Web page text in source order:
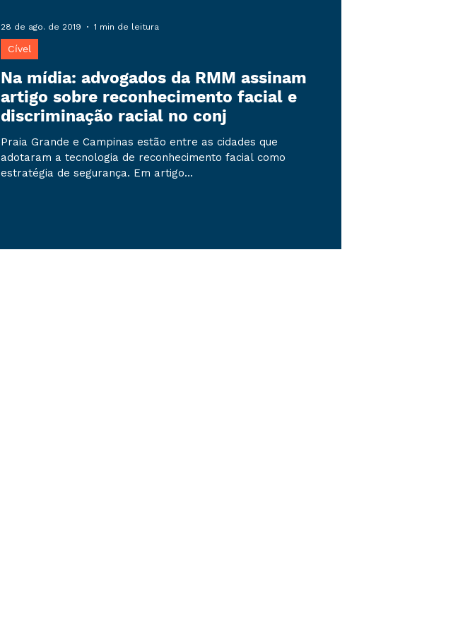
Na mídia: advogados da RMM assinam
artigo sobre reconhecimento facial e
discriminação racial no conj
Praia Grande e Campinas estão entre as cidades que
adotaram a tecnologia de reconhecimento facial como
estratégia de segurança. Em artigo...
Cível
28 de ago. de 2019 1 min de leitura